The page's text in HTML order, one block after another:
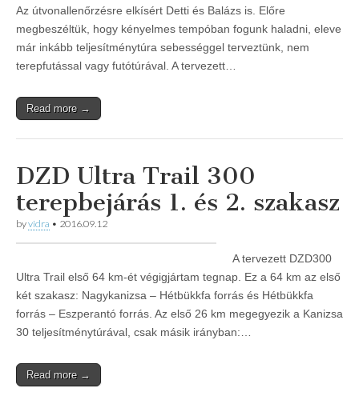
Az útvonallenőrzésre elkísért Detti és Balázs is. Előre
megbeszéltük, hogy kényelmes tempóban fogunk haladni, eleve
már inkább teljesítménytúra sebességgel terveztünk, nem
terepfutással vagy futótúrával. A tervezett…
Read more →
DZD Ultra Trail 300
terepbejárás 1. és 2. szakasz
byvidra • 2016.09.12
A tervezett DZD300
Ultra Trail első 64 km-ét végigjártam tegnap. Ez a 64 km az első
két szakasz: Nagykanizsa – Hétbükkfa forrás és Hétbükkfa
forrás – Eszperantó forrás. Az első 26 km megegyezik a Kanizsa
30 teljesítménytúrával, csak másik irányban:…
Read more →